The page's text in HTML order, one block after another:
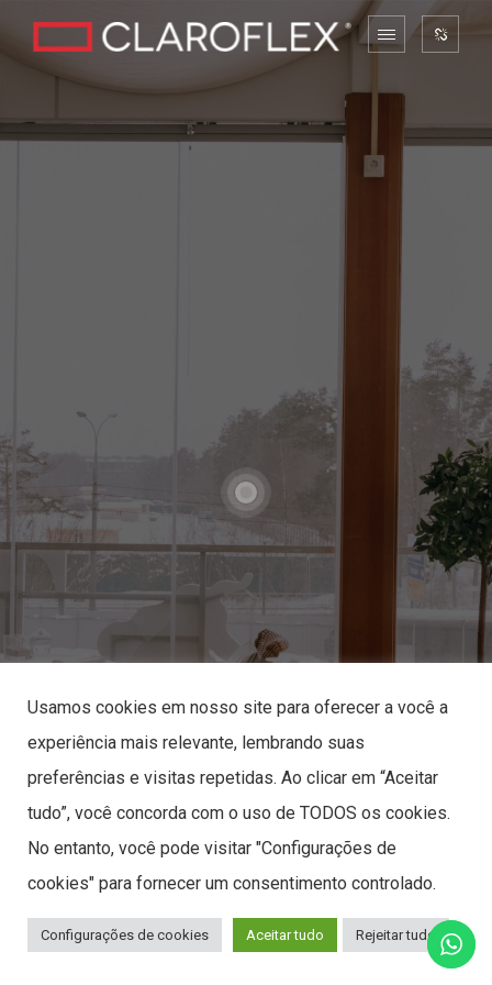
Usamos cookies em nosso site para oferecer a você a
experiência mais relevante, lembrando suas
preferências e visitas repetidas. Ao clicar em “Aceitar
tudo”, você concorda com o uso de TODOS os cookies.
No entanto, você pode visitar "Configurações de
cookies" para fornecer um consentimento controlado.
Configurações de cookies Aceitar tudo Rejeitar tudo